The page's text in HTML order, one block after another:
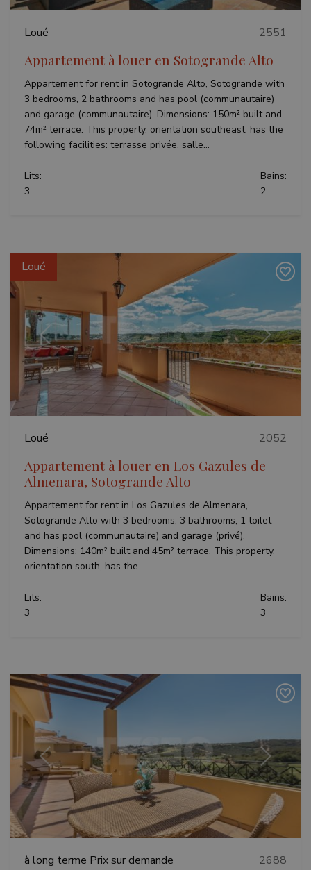
Loué 2551
Appartement à louer en Sotogrande Alto
Appartement for rent in Sotogrande Alto, Sotogrande with
3 bedrooms, 2 bathrooms and has pool (communautaire)
and garage (communautaire). Dimensions: 150m² built and
74m² terrace. This property, orientation southeast, has the
following facilities: terrasse privée, salle...
Lits:
3
Bains:
2
Précédent Suivant
Loué
Loué 2052
Appartement à louer en Los Gazules de
Almenara, Sotogrande Alto
Appartement for rent in Los Gazules de Almenara,
Sotogrande Alto with 3 bedrooms, 3 bathrooms, 1 toilet
and has pool (communautaire) and garage (privé).
Dimensions: 140m² built and 45m² terrace. This property,
orientation south, has the...
Lits:
3
Bains:
3
Précédent Suivant
à long terme Prix sur demande 2688
used to
visitor,
session
campaign
data for
analytics
reports.